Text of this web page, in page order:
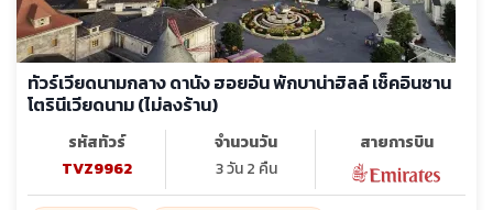
ทัวร์เวียดนามกลาง ดานัง ฮอยอัน พักบาน่าฮิลล์ เช็คอินซาน
โตรินีเวียดนาม (ไม่ลงร้าน)
รหัสทัวร์
TVZ9962
จำนวนวัน
3 วัน 2 คืน
สายการบิน